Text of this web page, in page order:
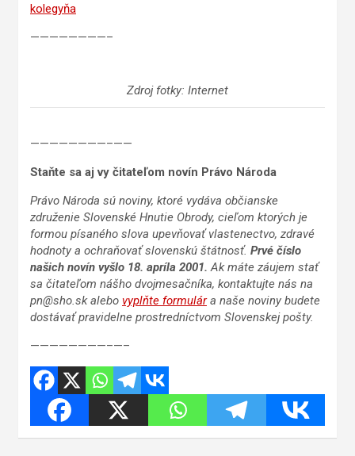
kolegyňa
————————–
Zdroj fotky: Internet
————————–——
Staňte sa aj vy čitateľom novín Právo Národa
Právo Národa sú noviny, ktoré vydáva občianske
združenie Slovenské Hnutie Obrody, cieľom ktorých je
formou písaného slova upevňovať vlastenectvo, zdravé
hodnoty a ochraňovať slovenskú štátnosť. Prvé číslo
našich novín vyšlo 18. apríla 2001. Ak máte záujem stať
sa čitateľom nášho dvojmesačníka, kontaktujte nás na
pn@sho.sk alebo vyplňte formulára naše noviny budete
dostávať pravidelne prostredníctvom Slovenskej pošty.
————————–—–